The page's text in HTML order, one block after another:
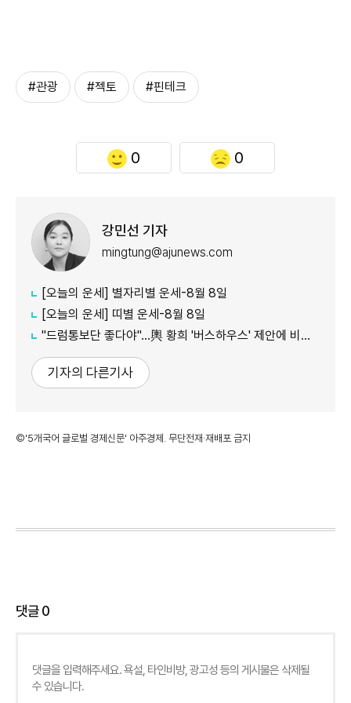
#관광 #젝토 #핀테크
0 0
강민선 기자
mingtung@ajunews.com
[오늘의 운세] 별자리별 운세-8월 8일
[오늘의 운세] 띠별 운세-8월 8일
"드럼통보단 좋다야"...輿 황희 '버스하우스' 제안에 비아냥 多
기자의 다른기사
©'5개국어 글로벌 경제신문' 아주경제. 무단전재·재배포 금지
댓글0